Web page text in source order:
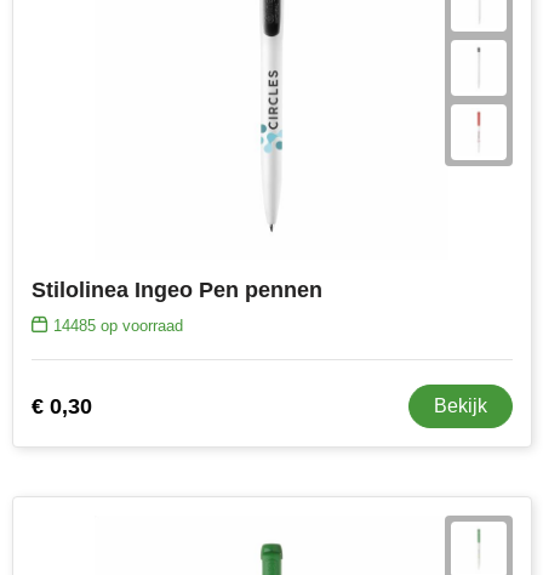
Stilolinea Ingeo Pen pennen
14485op voorraad
€ 0,30 Bekijk